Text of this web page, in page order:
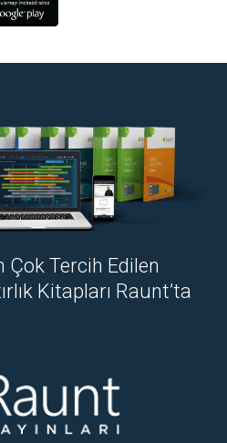
Çok Tercih Edilen
Kitapları Raunt’ta